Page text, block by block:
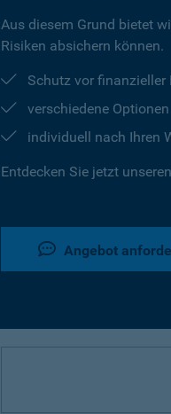
Aus diesem Grund bietet
Risiken absichern können.
Schutz vor finanzieller
verschiedene
individuell nach Ihren
Entdecken Sie jetzt
Angebot